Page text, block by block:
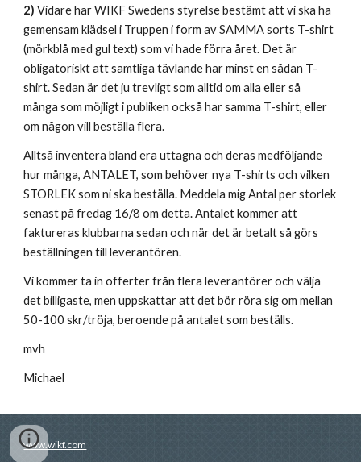
2) Vidare har WIKF Swedens styrelse bestämt att vi ska ha
gemensam klädsel i Truppen i form av SAMMA sorts T-shirt
(mörkblå med gul text) som vi hade förra året. Det är
obligatoriskt att samtliga tävlande har minst en sådan T-
shirt. Sedan är det ju trevligt som alltid om alla eller så
många som möjligt i publiken också har samma T-shirt, eller
om någon vill beställa flera.
Alltså inventera bland era uttagna och deras medföljande
hur många, ANTALET, som behöver nya T-shirts och vilken
STORLEK som ni ska beställa. Meddela mig Antal per storlek
senast på fredag 16/8 om detta. Antalet kommer att
faktureras klubbarna sedan och när det är betalt så görs
beställningen till leverantören.
Vi kommer ta in offerter från flera leverantörer och välja
det billigaste, men uppskattar att det bör röra sig om mellan
50-100 skr/tröja, beroende på antalet som beställs.
mvh
Michael
www.wikf.com